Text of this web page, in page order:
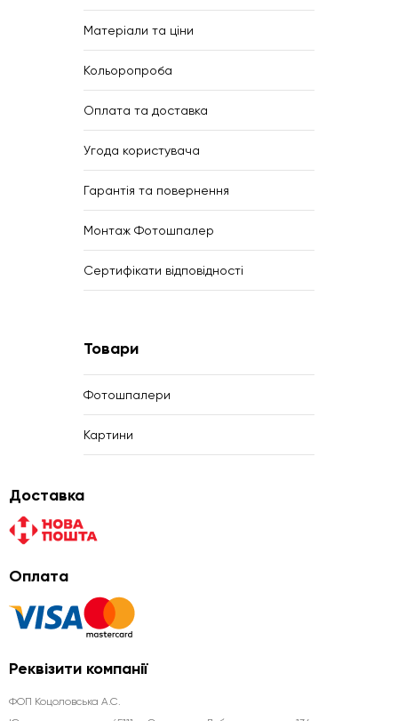
Матеріали та ціни
Кольоропроба
Оплата та доставка
Угода користувача
Гарантія та повернення
Монтаж Фотошпалер
Сертифікати відповідності
Товари
Фотошпалери
Картини
Доставка
Оплата
Реквізити компанії
ФОП Коцоловська А.С.